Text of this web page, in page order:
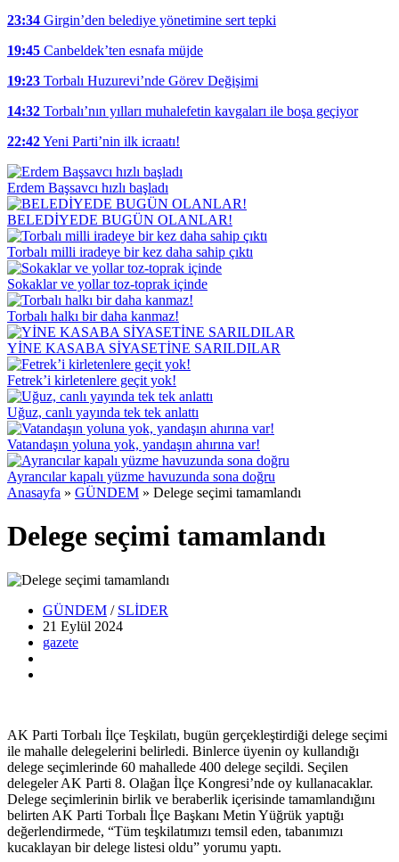
23:34 Girgin’den belediye yönetimine sert tepki
19:45 Canbeldek’ten esnafa müjde
19:23 Torbalı Huzurevi’nde Görev Değişimi
14:32 Torbalı’nın yılları muhalefetin kavgaları ile boşa geçiyor
22:42Yeni Parti’nin ilk icraatı!
Erdem Başsavcı hızlı başladı
BELEDİYEDE BUGÜN OLANLAR!
Torbalı milli iradeye bir kez daha sahip çıktı
Sokaklar ve yollar toz-toprak içinde
Torbalı halkı bir daha kanmaz!
YİNE KASABA SİYASETİNE SARILDILAR
Fetrek’i kirletenlere geçit yok!
Uğuz, canlı yayında tek tek anlattı
Vatandaşın yoluna yok, yandaşın ahırına var!
Ayrancılar kapalı yüzme havuzunda sona doğru
Anasayfa » GÜNDEM » Delege seçimi tamamlandı
Delege seçimi tamamlandı
GÜNDEM / SLİDER
21 Eylül 2024
gazete
AK Parti Torbalı İlçe Teşkilatı, bugün gerçekleştirdiği delege seçimi
ile mahalle delegelerini belirledi. Binlerce üyenin oy kullandığı
delege seçimlerinde 60 mahallede 400 delege seçildi. Seçilen
delegeler AK Parti 8. Olağan İlçe Kongresi’nde oy kullanacaklar.
Delege seçimlerinin birlik ve beraberlik içerisinde tamamlandığını
belirten AK Parti Torbalı İlçe Başkanı Metin Yüğrük yaptığı
değerlendirmede, “Tüm teşkilatımızı temsil eden, tabanımızı
kucaklayan bir delege listesi oldu” yorumu yaptı.